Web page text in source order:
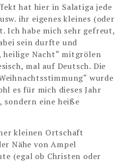
hat hier in Salatiga jede
ihr eigenes kleines (oder
Ich habe mich sehr gefreut,
sein durfte und
Nacht“ mitgrölen
mal auf Deutsch. Die
wurde
es für mich dieses Jahr
sondern eine heiße
kleinen Ortschaft
Nähe von Ampel
(egal ob Christen oder